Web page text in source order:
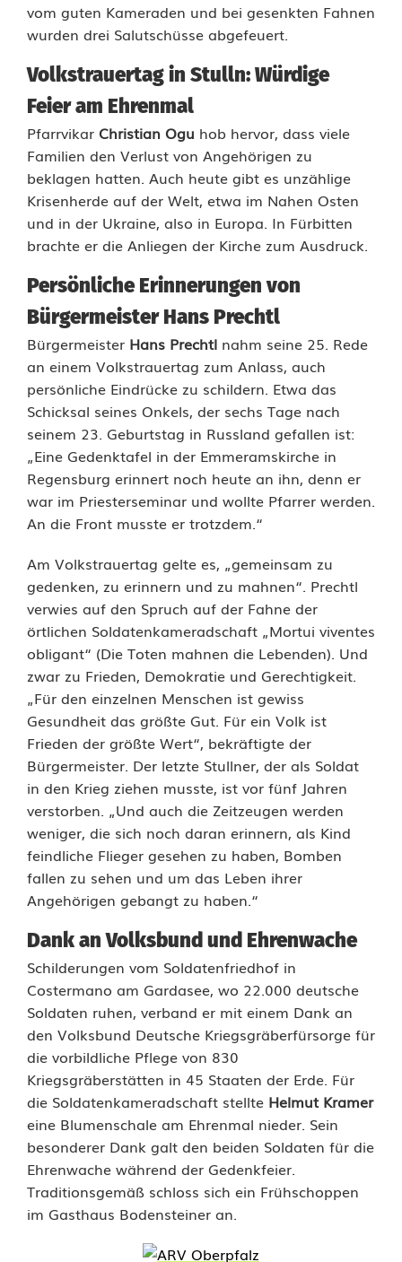
s
r
a
u
e
r
t
a
g
i
n
S
t
u
l
l
n
:
B
ü
r
g
e
r
m
e
i
s
t
e
r
h
ä
l
t
vom guten Kameraden und bei gesenkten Fahnen
wurden drei Salutschüsse abgefeuert.
Volkstrauertag in Stulln: Würdige
Feier am Ehrenmal
Pfarrvikar Christian Ogu hob hervor, dass viele
Familien den Verlust von Angehörigen zu
beklagen hatten. Auch heute gibt es unzählige
Krisenherde auf der Welt, etwa im Nahen Osten
und in der Ukraine, also in Europa. In Fürbitten
brachte er die Anliegen der Kirche zum Ausdruck.
Persönliche Erinnerungen von
Bürgermeister Hans Prechtl
Bürgermeister Hans Prechtl nahm seine 25. Rede
an einem Volkstrauertag zum Anlass, auch
persönliche Eindrücke zu schildern. Etwa das
Schicksal seines Onkels, der sechs Tage nach
seinem 23. Geburtstag in Russland gefallen ist:
„Eine Gedenktafel in der Emmeramskirche in
Regensburg erinnert noch heute an ihn, denn er
war im Priesterseminar und wollte Pfarrer werden.
An die Front musste er trotzdem.“
Am Volkstrauertag gelte es, „gemeinsam zu
gedenken, zu erinnern und zu mahnen“. Prechtl
verwies auf den Spruch auf der Fahne der
örtlichen Soldatenkameradschaft „Mortui viventes
obligant“ (Die Toten mahnen die Lebenden). Und
zwar zu Frieden, Demokratie und Gerechtigkeit.
„Für den einzelnen Menschen ist gewiss
Gesundheit das größte Gut. Für ein Volk ist
Frieden der größte Wert“, bekräftigte der
Bürgermeister. Der letzte Stullner, der als Soldat
in den Krieg ziehen musste, ist vor fünf Jahren
verstorben. „Und auch die Zeitzeugen werden
weniger, die sich noch daran erinnern, als Kind
feindliche Flieger gesehen zu haben, Bomben
fallen zu sehen und um das Leben ihrer
Angehörigen gebangt zu haben.“
Dank an Volksbund und Ehrenwache
Schilderungen vom Soldatenfriedhof in
Costermano am Gardasee, wo 22.000 deutsche
Soldaten ruhen, verband er mit einem Dank an
den Volksbund Deutsche Kriegsgräberfürsorge für
die vorbildliche Pflege von 830
Kriegsgräberstätten in 45 Staaten der Erde. Für
die Soldatenkameradschaft stellte Helmut Kramer
eine Blumenschale am Ehrenmal nieder. Sein
besonderer Dank galt den beiden Soldaten für die
Ehrenwache während der Gedenkfeier.
Traditionsgemäß schloss sich ein Frühschoppen
im Gasthaus Bodensteiner an.